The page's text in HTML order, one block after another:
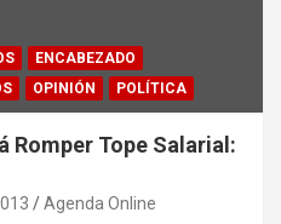
ENCABEZADO
OPINIÓN POLÍTICA
Romper Tope Salarial:
Agenda Online